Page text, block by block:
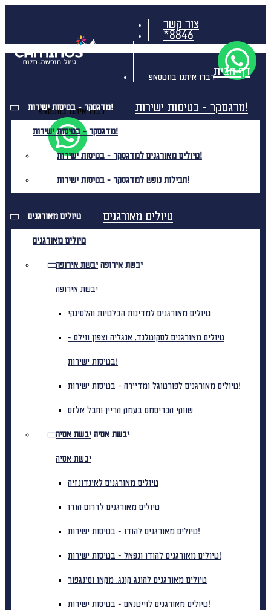
צור קשר
*8846
דברו איתנו בווטסאפ
דברו איתנו בווטסאפ
דף הבית
מדגסקר - בטיסות ישירות! מדגסקר - בטיסות ישירות!
מדגסקר - בטיסות ישירות!
טיולים מאורגנים למדגסקר - בטיסות ישירות!
חבילות נופש למדגסקר - בטיסות ישירות!
טיולים מאורגנים טיולים מאורגנים
טיולים מאורגנים
יבשת אירופה יבשת אירופה
יבשת אירופה
טיולים מאורגנים למדינות הבלטיות והלסינקי
טיולים מאורגנים לסקוטלנד, אנגליה וצפון ווילס -
בטיסות ישירות!
טיולים מאורגנים לפורטוגל ומדיירה - בטיסות ישירות!
שווקי הכריסמס בעמק הריין וחבל אלזס
יבשת אסיה יבשת אסיה
יבשת אסיה
טיולים מאורגנים לאינדונזיה
טיולים מאורגנים לדרום הודו
טיולים מאורגנים להודו - בטיסות ישירות!
טיולים מאורגנים להודו ונפאל - בטיסות ישירות!
טיולים מאורגנים להונג קונג, מקאו וסינגפור
טיולים מאורגנים לוייטנאם - בטיסות ישירות!